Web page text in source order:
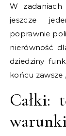
W
jeszcze
poprawnie
nierówność
dziedziny
końcu zawsze
Całki: